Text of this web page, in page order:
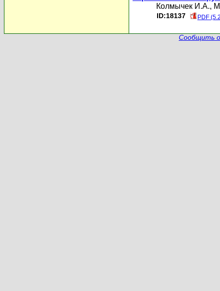
Колмычек И.А.,
ID:18137 PDF
Сообщить о